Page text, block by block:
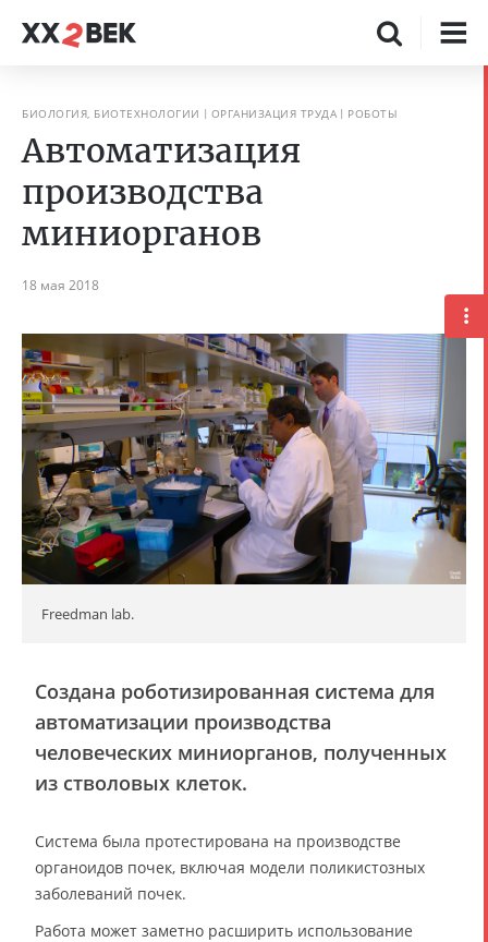
БИОЛОГИЯ, БИОТЕХНОЛОГИИ ОРГАНИЗАЦИЯ ТРУДА РОБОТЫ
Автоматизация
производства
миниорганов
18 мая 2018
Freedman lab.
Создана роботизированная система для
автоматизации производства
человеческих миниорганов, полученных
из стволовых клеток.
Система была протестирована на производстве
органоидов почек, включая модели поликистозных
заболеваний почек.
Работа может заметно расширить использование